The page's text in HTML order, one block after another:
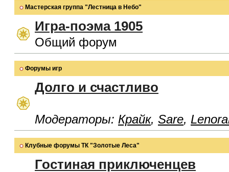
Мастерская группа "Лестница в Небо"
Игра-поэма 1905
Общий форум
Форумы игр
Долго и счастливо
Модераторы: Крайк, Sare,
Клубные форумы ТК "Золотые Леса"
Гостиная приключенцев